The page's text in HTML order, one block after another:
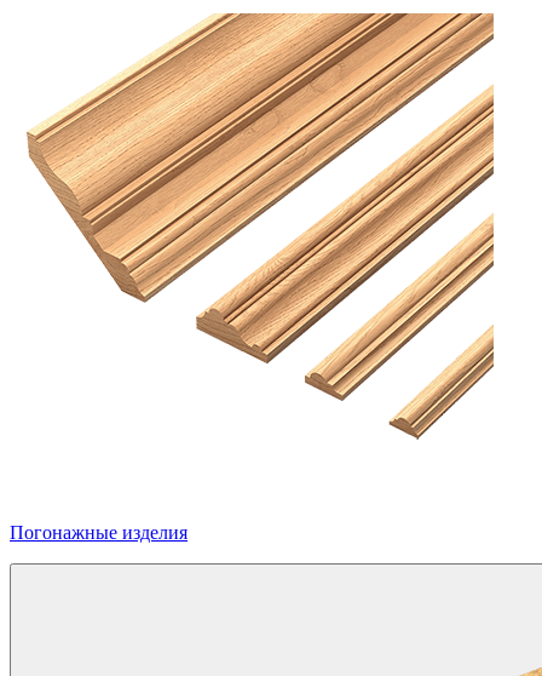
Погонажные изделия